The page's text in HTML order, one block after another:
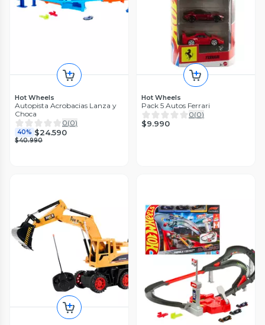
Hot Wheels
Autopista Acrobacias Lanza y
Choca
0(0)
40% $24.590
$40.990
Hot Wheels
Pack 5 Autos Ferrari
0(0)
$9.990